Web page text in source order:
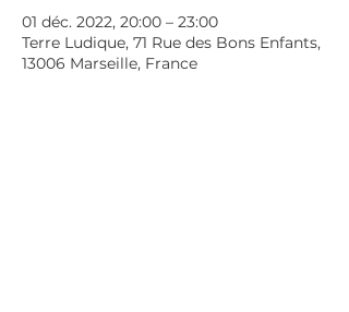
01 déc. 2022, 20:00 – 23:00
Terre Ludique, 71 Rue des Bons Enfants,
13006 Marseille, France